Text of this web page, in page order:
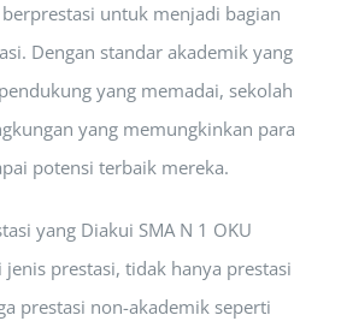
untuk menjadi bagian
Dengan standar akademik yang
yang memadai, sekolah
yang memungkinkan para
potensi terbaik mereka.
yang Diakui SMA N 1 OKU
prestasi, tidak hanya prestasi
prestasi non-akademik seperti